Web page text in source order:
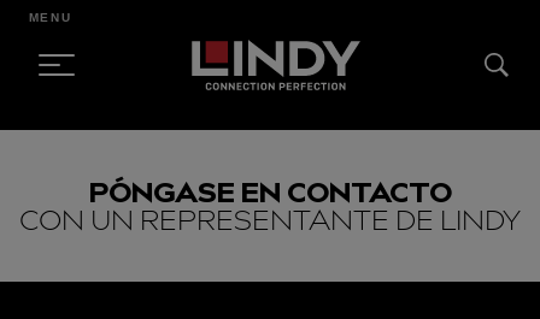
CONTENT
MENU
PÓNGASE EN CONTACTO
CON UN REPRESENTANTE DE LINDY